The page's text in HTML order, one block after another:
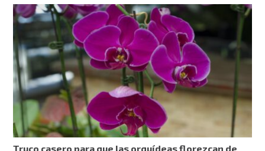
Truco casero para que las orquídeas florezcan de